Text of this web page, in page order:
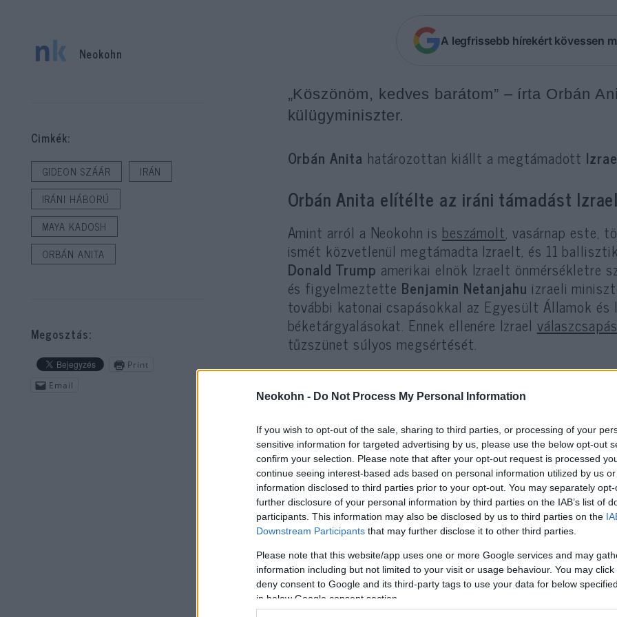
Neokohn - Do Not Process My Personal Information
If you wish to opt-out of the sale, sharing to third parties, or processing of your
sensitive information for targeted advertising by us, please use the below opt-out
confirm your selection. Please note that after your opt-out request is processed
continue seeing interest-based ads based on personal information utilized by us
information disclosed to third parties prior to your opt-out. You may separately
further disclosure of your personal information by third parties on the IAB’s list of
participants. This information may also be disclosed by us to third parties on the
Downstream Participants that may further disclose it to other third parties.
Please note that this website/app uses one or more Google services and may
information including but not limited to your visit or usage behaviour. You may
deny consent to Google and its third-party tags to use your data for below
in below Google consent section.
A legfrissebb hírekért kövessen
„Köszönöm, kedves barátom” – írta Orbán
külügyminiszter.
Orbán Anita határozottan kiállt a megtámadott
Orbán Anita elítélte az iráni támadást
Amint arról a Neokohn is beszámolt, vasárnap este,
ismét közvetlenül megtámadta Izraelt, és 11
Donald Trump amerikai elnök Izraelt önmérsékletre
és figyelmeztette Benjamin Netanjahu izraeli
további katonai csapásokkal az Egyesült Államok
béketárgyalásokat. Ennek ellenére Izrael
tűzszünet súlyos megsértését.
„Magyarország
barátja legyen” –
A helyzetre reagált Orbán Anita magyar
aggodalommal figyeli a közel-keleti helyzet
elítéljük az Iránból, Libanonból és Jemenből indított
Közép-Izraelben elkövetett legutóbbi terrortámadást.
Neokohn
Cimkék:
GIDEON SZÁÁR
IRÁN
IRÁNI HÁBORÚ
MAYA KADOSH
ORBÁN ANITA
Megosztás:
Print
Email